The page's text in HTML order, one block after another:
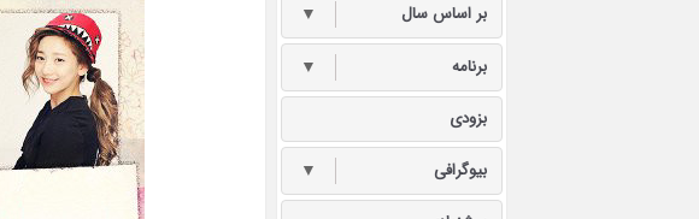
بر اساس سال ▼
برنامه ▼
بزودی
بیوگرافی ▼